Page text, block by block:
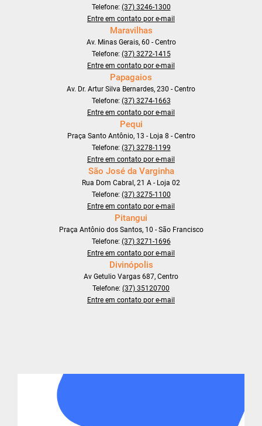
Telefone: (37) 3246-1300
Entre em contato por e-mail
Maravilhas
Av. Minas Gerais, 60 - Centro
Telefone: (37) 3272-1415
Entre em contato por e-mail
Papagaios
Av. Dr. Artur Silva Bernardes, 230 - Centro
Telefone: (37) 3274-1663
Entre em contato por e-mail
Pequi
Praça Santo Antônio, 13 - Loja 8 - Centro
Telefone: (37) 3278-1199
Entre em contato por e-mail
São José da Varginha
Rua Dom Cabral, 21 A - Loja 02
Telefone: (37) 3275-1100
Entre em contato por e-mail
Pitangui
Praça Antônio dos Santos, 10 - São Francisco
Telefone: (37) 3271-1696
Entre em contato por e-mail
Divinópolis
Av Getulio Vargas 687, Centro
Telefone: (37) 35120700
Entre em contato por e-mail